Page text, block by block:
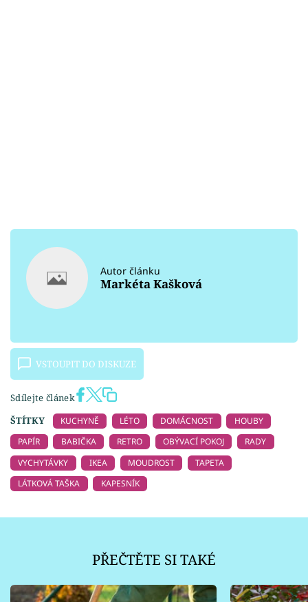
Autor článku
Markéta Kašková
VSTOUPIT DO DISKUZE
Sdílejte článek
ŠTÍTKY
KUCHYNĚ LÉTO DOMÁCNOST
HOUBY
PAPÍR
BABIČKA RETRO OBÝVACÍ POKOJ
RADY
VYCHYTÁVKY
IKEA MOUDROST
TAPETA
LÁTKOVÁ TAŠKA
KAPESNÍK
PŘEČTĚTE SI TAKÉ